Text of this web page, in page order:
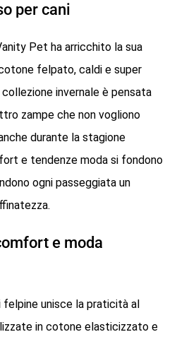
per cani
Pet ha arricchito la sua
felpato, caldi e super
invernale è pensata
zampe che non vogliono
durante la stagione
e tendenze moda si fondono
ogni passeggiata un
e moda
unisce la praticità al
in cotone elasticizzato e